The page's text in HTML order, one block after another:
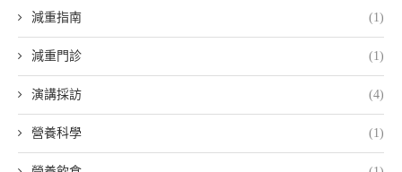
減重指南 (1)
減重門診 (1)
演講採訪 (4)
營養科學 (1)